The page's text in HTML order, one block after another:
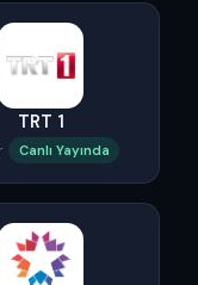
TRT 1
Canlı Yayında